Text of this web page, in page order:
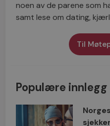
noen av de parene som
samt lese om dating,
Til
Populære innlegg